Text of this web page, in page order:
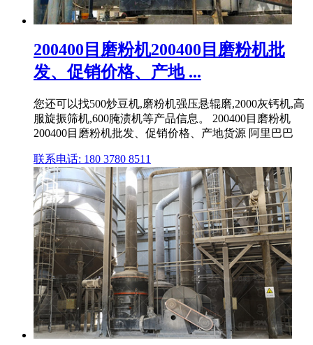
200400目磨粉机200400目磨粉机批
发、促销价格、产地 ...
您还可以找500炒豆机,磨粉机强压悬辊磨,2000灰钙机,高
服旋振筛机,600腌渍机等产品信息。 200400目磨粉机
200400目磨粉机批发、促销价格、产地货源 阿里巴巴
联系电话: 180 3780 8511